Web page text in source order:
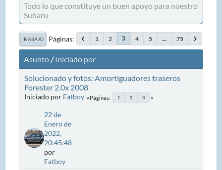
Todo lo que constituye un buen apoyo para nuestro
Subaru
IR ABAJO Páginas 1 2 3 4 5 ... 75
Asunto/Iniciado por
Solucionado y fotos: Amortiguadores traseros
Forester 2.0x 2008
Iniciado por Fatboy Páginas 1 2 3
22 de
Enero de
2022,
20:45:48
por
Fatboy